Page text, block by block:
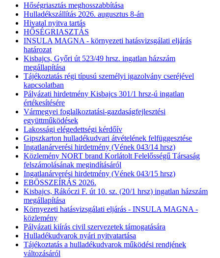
Hőségriasztás meghosszabbítása
Hulladékszállítás 2026. augusztus 8-án
Hivatal nyitva tartás
HŐSÉGRIASZTÁS
INSULA MAGNA - környezeti hatásvizsgálati eljárás
határozat
Kisbajcs, Győri út 523/49 hrsz. ingatlan házszám
megállapítása
Tájékoztatás régi típusú személyi igazolvány cseréjével
kapcsolatban
Pályázati hirdetmény Kisbajcs 301/1 hrsz-ú ingatlan
értékesítésére
Vármegyei foglalkoztatási-gazdaságfejlesztési
együttműködések
Lakossági elégedettségi kérdőív
Gipszkarton hulladékudvari átvételének felfüggesztése
Ingatlanárverési hirdetmény (Vének 043/14 hrsz)
Közlemény NORT brand Korlátolt Felelősségű Társaság
felszámolásának megindításáról
Ingatlanárverési hirdetmény (Vének 043/15 hrsz)
EBÖSSZEÍRÁS 2026.
Kisbajcs, Rákóczi F. út 10. sz. (20/1 hrsz) ingatlan házszám
megállapítása
Környezeti hatásvizsgálati eljárás - INSULA MAGNA -
közlemény
Pályázati kiírás civil szervezetek támogatására
Hulladékudvarok nyári nyitvatartása
Tájékoztatás a hulladékudvarok működési rendjének
változásáról